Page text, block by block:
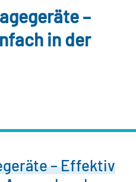
–
in der
– Effektiv